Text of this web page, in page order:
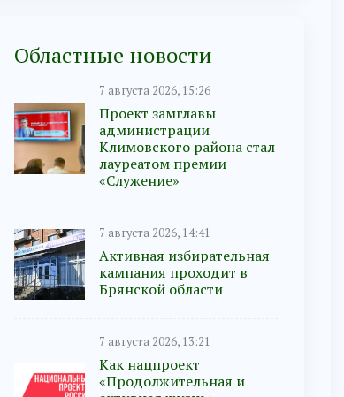
Областные новости
7 августа 2026, 15:26
Проект замглавы
администрации
Климовского района стал
лауреатом премии
«Служение»
7 августа 2026, 14:41
Активная избирательная
кампания проходит в
Брянской области
7 августа 2026, 13:21
Как нацпроект
«Продолжительная и